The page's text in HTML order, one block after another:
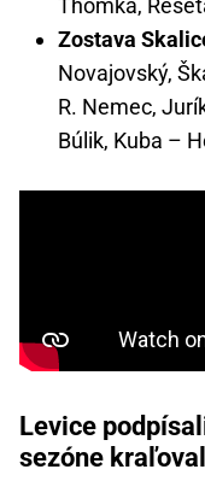
Thomka,
Zostava
Novajovský,
R. Nemec,
Búlik, Kuba –
Levice
sezóne